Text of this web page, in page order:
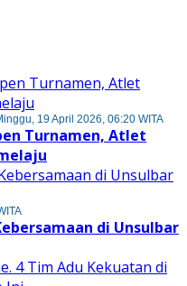
19 April 2026, 06:20 WITA
Turnamen, Atlet
di Unsulbar